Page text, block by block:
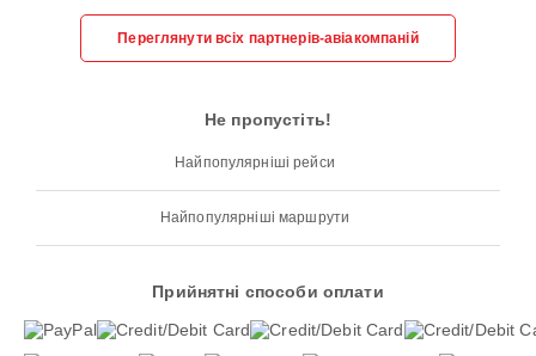
Переглянути всіх партнерів-авіакомпаній
Не пропустіть!
Найпопулярніші рейси
Найпопулярніші маршрути
Прийнятні способи оплати